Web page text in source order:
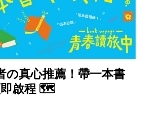
の真心推薦！帶一本書
即啟程 🗺️